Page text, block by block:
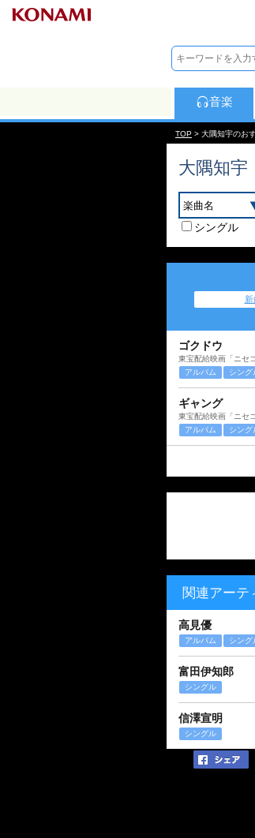
音楽
TOP > 大隅知宇のお
大隅知宇
シングル
ゴクドウ
東宝配給映画「ニセ
アルバム
シング
ギャング
東宝配給映画「ニセ
アルバム
シング
関連アーテ
高見優
アルバム シング
富田伊知郎
シングル
信澤宣明
シングル